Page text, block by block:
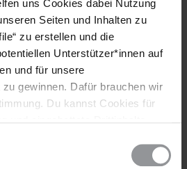
uns Cookies dabei Nutzung
Seiten und Inhalten zu
zu erstellen und die
Unterstützer*innen auf
und für unsere
gewinnen. Dafür brauchen wir
Du kannst Cookies für
kannst Du über den Link
und die